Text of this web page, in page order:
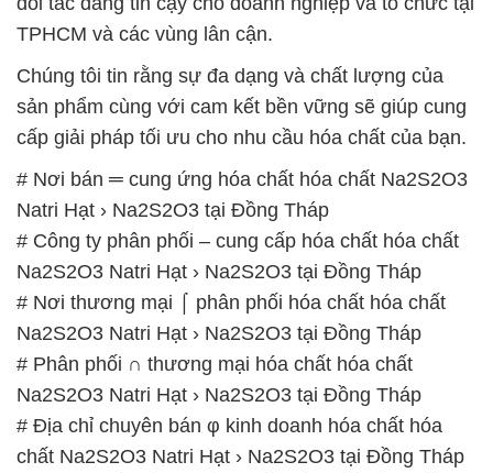
TPHCM và các vùng lân cận.
Chúng tôi tin rằng sự đa dạng và chất lượng của
sản phẩm cùng với cam kết bền vững sẽ giúp cung
cấp giải pháp tối ưu cho nhu cầu hóa chất của bạn.
# Nơi bán ═ cung ứng hóa chất hóa chất Na2S2O3
Natri Hạt › Na2S2O3 tại Đồng Tháp
# Công ty phân phối – cung cấp hóa chất hóa chất
Na2S2O3 Natri Hạt › Na2S2O3 tại Đồng Tháp
# Nơi thương mại ⌠ phân phối hóa chất hóa chất
Na2S2O3 Natri Hạt › Na2S2O3 tại Đồng Tháp
# Phân phối ∩ thương mại hóa chất hóa chất
Na2S2O3 Natri Hạt › Na2S2O3 tại Đồng Tháp
# Địa chỉ chuyên bán φ kinh doanh hóa chất hóa
chất Na2S2O3 Natri Hạt › Na2S2O3 tại Đồng Tháp